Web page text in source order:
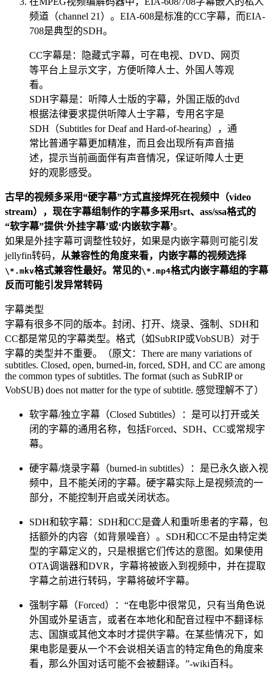
频道（channel 21）。EIA-608是标准的CC字幕，而EIA-
708是典型的SDH。
CC字幕是：隐藏式字幕，可在电视、DVD、网页
等平台上显示文字，方便听障人士、外国人等观
看。
SDH字幕是：听障人士版的字幕，外国正版的dvd
根据法律要求提供听障人士字幕，专用名字是
SDH（Subtitles for Deaf and Hard-of-hearing），通
常比普通字幕更加精准，而且会出现所有声音描
述，提示当前画面伴有声音情况，保证听障人士更
好的观影感受。
古早的视频多采用“硬字幕”方式直接焊死在视频中（video
stream），现在字幕组制作的字幕多采用srt、ass/ssa格式的
“软字幕”提供‘外挂字幕’或‘内嵌软字幕’。
如果是外挂字幕可调整性较好，如果是内嵌字幕则可能引发
jellyfin转码， 从兼容性的角度来看，内嵌字幕的视频选择
\*.mkv格式兼容性最好。常见的\*.mp4格式内嵌字幕组的字幕
反而可能引发异常转码
字幕类型​
字幕有很多不同的版本。封闭、打开、烧录、强制、SDH和
CC都是常见的字幕类型。格式（如SubRIP或VobSUB）对于
字幕的类型并不重要。（原文：There are many variations of
subtitles. Closed, open, burned-in, forced, SDH, and CC are among
the common types of subtitles. The format (such as SubRIP or
VobSUB) does not matter for the type of subtitle. 感觉理解不了）
软字幕/独立字幕（Closed Subtitles）：是可以打开或关
闭的字幕的通用名称，包括Forced、SDH、CC或常规字
幕。
硬字幕/烧录字幕（burned-in subtitles）：是已永久嵌入视
频中，且不能关闭的字幕。硬字幕实际上是视频流的一
部分，不能控制开启或关闭状态。
SDH和软字幕：SDH和CC是聋人和重听患者的字幕，包
括额外的内容（如背景噪音）。SDH和CC不是由特定类
型的字幕定义的，只是根据它们传达的意图。如果使用
OTA调谐器和DVR，字幕将被嵌入到视频中，并在提取
字幕之前进行转码，字幕将破坏字幕。
强制字幕（Forced）：“在电影中很常见，只有当角色说
外国或外星语言，或者在本地化和配音过程中不翻译标
志、国旗或其他文本时才提供字幕。在某些情况下，如
果电影是要从一个不会说相关语言的特定角色的角度来
看，那么外国对话可能不会被翻译。”-wiki百科。